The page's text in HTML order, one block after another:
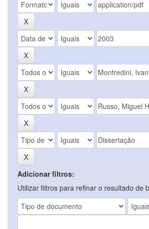
Adicionar filtros:
Utilizar filtros para refinar o resultado de